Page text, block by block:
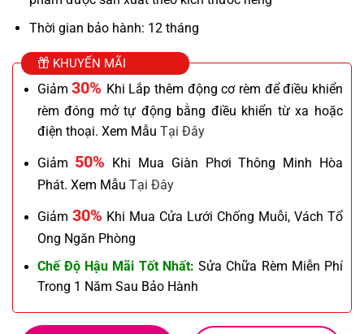
Thời gian bảo hành: 12 tháng
KHUYẾN MÃI
Giảm30% Khi Lắp thêm động cơ rèm để điều khiển
rèm đóng mở tự động bằng điều khiển từ xa hoặc
điện thoại. Xem Mẫu Tại Đây
Giảm 50% Khi Mua Giàn Phơi Thông Minh Hòa
Phát. Xem Mẫu Tại Đây
Giảm 30% Khi Mua Cửa Lưới Chống Muỗi, Vách Tổ
Ong Ngăn Phòng
Chế Độ Hậu Mãi Tốt Nhất: Sửa Chữa Rèm Miễn Phí
Trong 1 Năm Sau Bảo Hành